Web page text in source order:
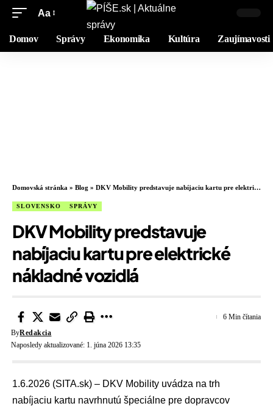
Aa
Domov Správy Ekonomika Kultúra Zaujímavosti
Domovská stránka » Blog » DKV Mobility predstavuje nabíjaciu kartu pre elektrické nákladné vozidlá
SLOVENSKO SPRÁVY
DKV Mobility predstavuje
nabíjaciu kartu pre elektrické
nákladné vozidlá
Naposledy aktualizované: 1. júna 2026 13:35
ByRedakcia
6 Min čítania
1.6.2026 (SITA.sk) – DKV Mobility uvádza na trh
nabíjaciu kartu navrhnutú špeciálne pre dopravcov